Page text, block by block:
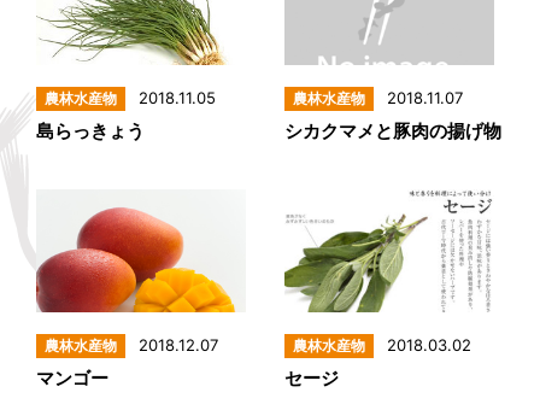
2018.11.05
島らっきょう
2018.11.07
シカクマメと豚肉の揚げ物
2018.12.07
マンゴー
2018.03.02
セージ